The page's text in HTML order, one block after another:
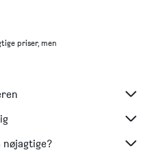
By IHG
priser, men
nøjagtige?